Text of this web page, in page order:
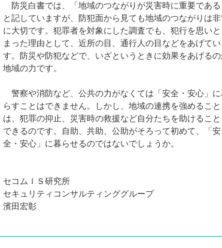
防災白書では、「地域のつながりが災害時に重要である
と記していますが、防犯面から見ても地域のつながりは非
に大切です。犯罪者を対象にした調査でも、犯行を思い
まった理由として、近所の目、通行人の目などをあげてい
す。防災や防犯などで、いざというときに効果をあげる
地域の力です。
警察や消防など、公共の力がなくては「安全・安心」に
らすことはできません。しかし、地域の連携を強めること
は、犯罪の抑止、災害時の救援など自分たちを助けること
できるのです。自助、共助、公助がそろって初めて、「安
全・安心」に暮らせるのではないでしょうか。
セコムＩＳ研究所
セキュリティコンサルティンググループ
濱田宏彰